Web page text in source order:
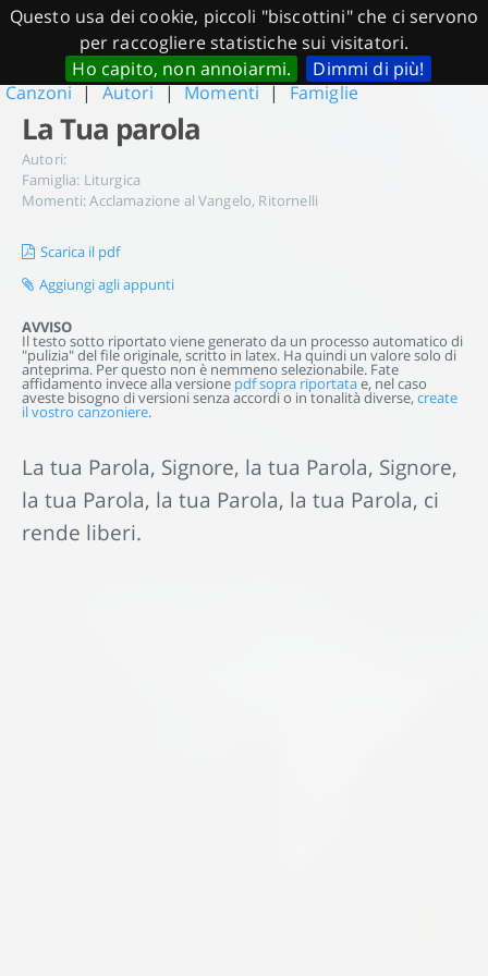
Questo usa dei cookie, piccoli "biscottini" che ci servono
per raccogliere statistiche sui visitatori.
Ho capito, non annoiarmi.
Dimmi di più!
Canzoni | Autori | Momenti | Famiglie
La Tua parola
Autori:
Famiglia: Liturgica
Momenti:Acclamazione al Vangelo, Ritornelli
Scarica il pdf
Aggiungi agli appunti
AVVISO
Il testo sotto riportato viene generato da un processo automatico di
"pulizia" del file originale, scritto in latex. Ha quindi un valore solo di
anteprima. Per questo non è nemmeno selezionabile. Fate
affidamento invece alla versione pdf sopra riportatae, nel caso
aveste bisogno di versioni senza accordi o in tonalità diverse, create
il vostro canzoniere.
La tua Parola, Signore, la tua Parola, Signore,
la tua Parola, la tua Parola, la tua Parola, ci
rende liberi.